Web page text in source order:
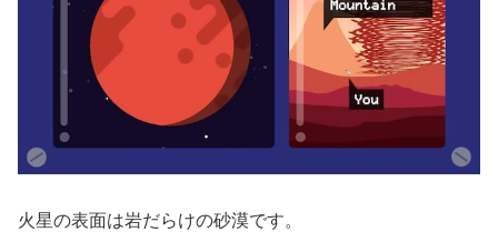
火星の表面は岩だらけの砂漠です。